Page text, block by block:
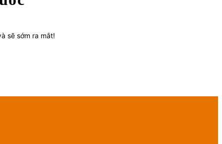
sẽ sớm ra mắt!